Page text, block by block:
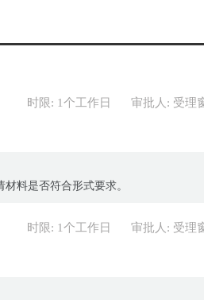
时限: 1个工作日 审批人: 受理
料是否符合形式要求。
时限: 1个工作日 审批人: 受理